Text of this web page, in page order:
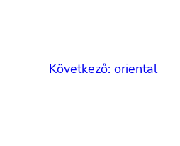
Következő: oriental